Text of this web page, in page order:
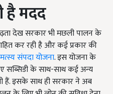
है मदद
देख सरकार भी मछली पालन के
कर रही है और कई प्रकार की
मत्स्य संपदा योजना. इस योजना के
सब्सिडी के साथ-साथ कई अन्य
हैं. इसके साथ ही सरकार ने अब